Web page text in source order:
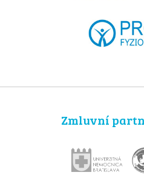
Zmluvní